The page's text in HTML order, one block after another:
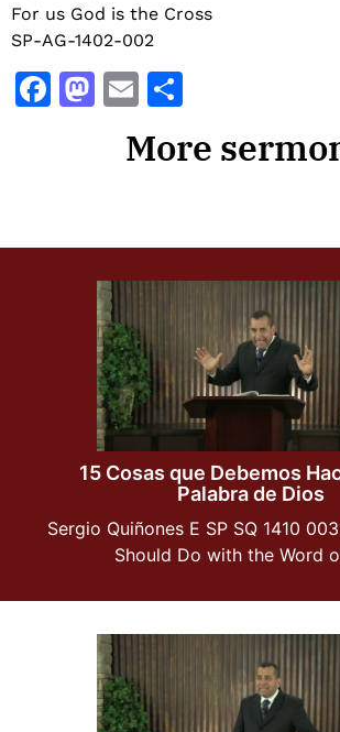
For us God is the Cross
SP-AG-1402-002
Facebook
Mastodon
Email
More
15 Cosas que Debemos
Palabra de Dios
Sergio Quiñones E SP SQ 1410
Should Do with the Word